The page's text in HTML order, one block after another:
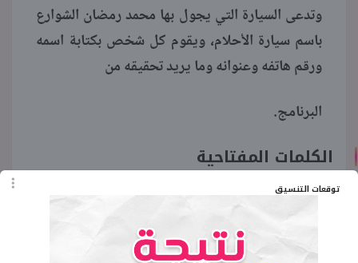
توقعات التنسيق
وتدعى السيارة التي يجول بها محمد رمضان الشوارع
باسم سيارة الأحلام، ويقوم كل شخص بكتابة اسمه
ورقم هاتفه وعنوانه وما يريد تحقيقه من
البرنامج.
الكلمات المفتاحية
اجابة سؤال مدفع رمضان اليوم الخميس
اجابة سؤال محمد رمضان اليوم 13 رمضان